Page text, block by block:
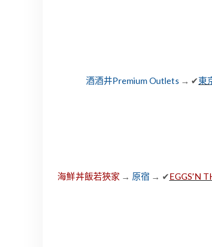
酒酒井Premium Outlets → ✔東
海鮮丼飯若狹家 → 原宿 → ✔EGGS’N